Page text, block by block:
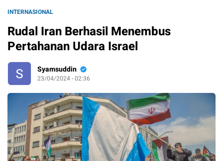
INTERNASIONAL
Rudal Iran Berhasil Menembus
Pertahanan Udara Israel
Syamsuddin
23/04/2024 - 02:36